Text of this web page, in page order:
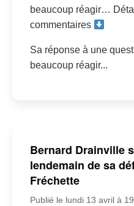
beaucoup réagir…
commentaires
Sa réponse à une
beaucoup réagir...
Bernard Drainville
lendemain de sa
Fréchette
Publié le lundi 13 avril à